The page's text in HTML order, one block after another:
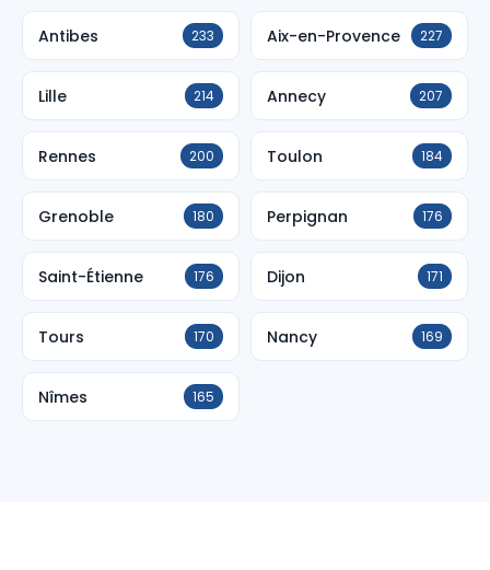
Antibes 233 Aix-en-Provence 227
Lille 214 Annecy 207
Rennes 200 Toulon 184
Grenoble 180 Perpignan 176
Saint-Étienne 176 Dijon 171
Tours 170 Nancy 169
Nîmes 165